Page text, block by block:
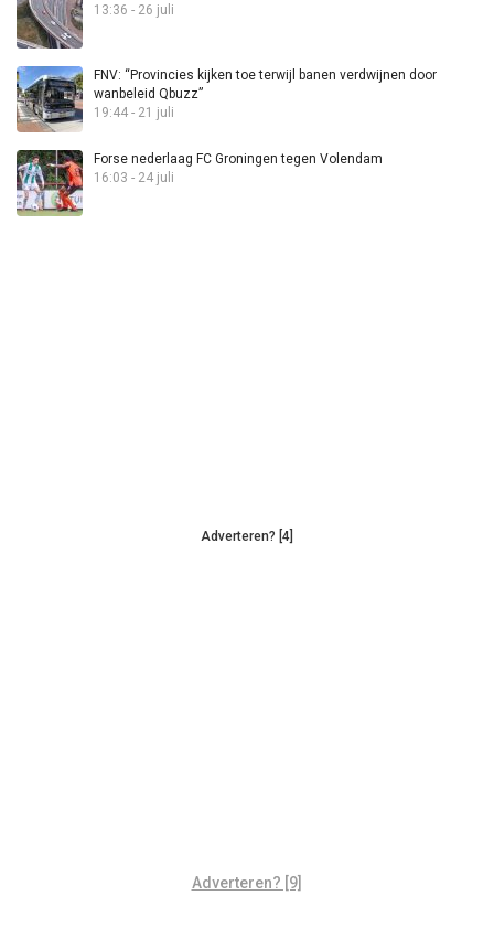
13:36 - 26 juli
FNV: “Provincies kijken toe terwijl banen verdwijnen door
wanbeleid Qbuzz”
19:44 - 21 juli
Forse nederlaag FC Groningen tegen Volendam
16:03 - 24 juli
Adverteren? [4]
Adverteren? [9]